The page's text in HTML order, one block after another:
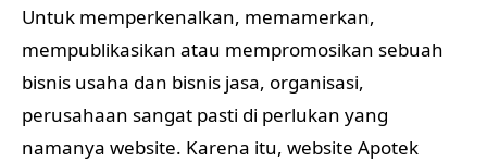
Untuk memperkenalkan, memamerkan,
mempublikasikan atau mempromosikan sebuah
bisnis usaha dan bisnis jasa, organisasi,
perusahaan sangat pasti di perlukan yang
namanya website. Karena itu, website Apotek